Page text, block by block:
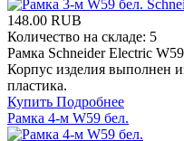
148.00 RUB
Количество на складе: 5
Рамка Schneider Electric
Корпус изделия выполнен
пластика.
Купить Подробнее
Рамка 4-м W59 бел.